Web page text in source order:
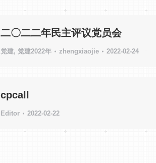
二〇二二年民主评议党员会
党建, 党建2022年 zhengxiaojie 2022-02-24
cpcall
Editor 2022-02-22